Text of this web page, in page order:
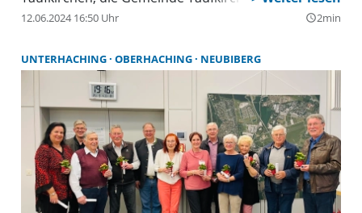
deutsche Alzheimer Gesellschaft gemeinsam
Sport und Bewegung ist trotz Demenz möglich und
sogar notwendig.
12.06.2024 16:50 Uhr query_builder2min
UNTERHACHING OBERHACHING NEUBIBERG